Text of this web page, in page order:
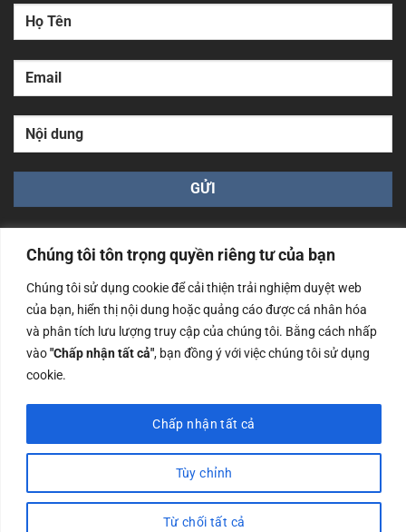
Chúng tôi tôn trọng quyền riêng tư của bạn
Chúng tôi sử dụng cookie để cải thiện trải nghiệm duyệt web
của bạn, hiển thị nội dung hoặc quảng cáo được cá nhân hóa
và phân tích lưu lượng truy cập của chúng tôi. Bằng cách nhấp
vào"Chấp nhận tất cả", bạn đồng ý với việc chúng tôi sử dụng
cookie.
Tùy chỉnh
Từ chối tất cả
Chấp nhận tất cả
Công ty TNHH Nam Bình Xương - Số ĐKKD: 0108783483
cấp ngày 14/06/2019 bởi Sở Kế Hoạch và Đầu Tư Tp. Hà
Nội
Copyrights @2023 Nam Binh Xuong. All Rights Reserved